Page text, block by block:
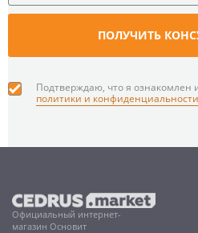
Подтверждаю, что я ознакомлен
политики и конфиденциальности
Официальный интернет-
магазин Основит